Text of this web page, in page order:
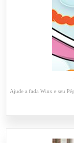
Ajude a fada Winx e seu